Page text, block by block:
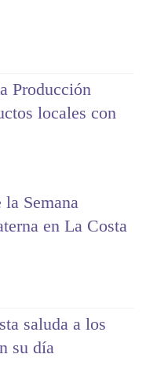
Producción
locales con
Semana
en La Costa
saluda a los
su día